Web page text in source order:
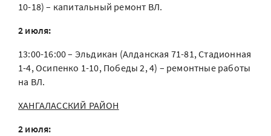
10-18) – капитальный ремонт ВЛ.
2 июля:
13:00-16:00 – Эльдикан (Алданская 71-81, Стадионная
1-4, Осипенко 1-10, Победы 2, 4) – ремонтные работы
на ВЛ.
ХАНГАЛАССКИЙ РАЙОН
2 июля: